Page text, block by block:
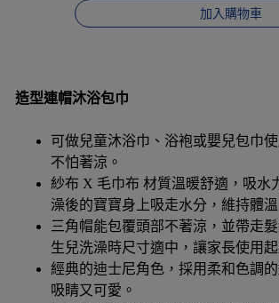
加入購物車
造型連帽沐浴包巾
可做兒童沐浴巾、浴袍或嬰兒包巾
不怕著涼。
紗布 X 毛巾布 材質溫暖舒適，吸水
澡後的寶寶身上吸走水分，維持體溫
三角帽能包覆頭部不著涼，並帶走
生兒洗澡時尺寸適中，讓家長使用起
經典的迪士尼角色，採用柔和色調的
吸睛又可愛。